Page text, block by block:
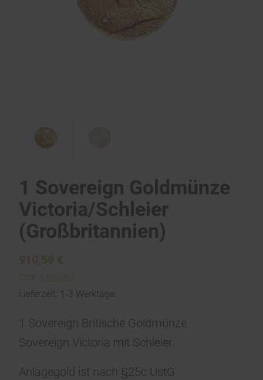
1 Sovereign Goldmünze
Victoria/Schleier
(Großbritannien)
910,59 €
zzgl.
Versand
Lieferzeit: 1-3 Werktage
1 Sovereign Britische Goldmünze
Sovereign Victoria mit Schleier.
Anlagegold ist nach §25c UstG